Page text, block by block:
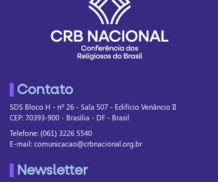
Contato
SDS Bloco H - nº 26 - Sala 507 - Edifício Venâncio II
CEP: 70393-900 - Brasília - DF - Brasil
Telefone: (061) 3226 5540
E-mail: comunicacao@crbnacional.org.br
Newsletter